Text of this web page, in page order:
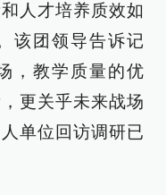
人才培养质效如
该团领导告诉记
，教学质量的优
更关乎未来战场
单位回访调研已